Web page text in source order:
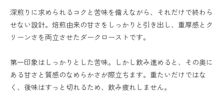
深煎りに求められるコクと苦味を備えながら、それだけで終わら
せない設計。焙煎由来の甘さをしっかりと引き出し、重厚感とク
リーンさを両立させたダークローストです。
第一印象はしっかりとした苦味。しかし飲み進めると、その奥に
ある甘さと質感のなめらかさが際立ちます。重たいだけではな
く、後味はすっと切れるため、飲み疲れしません。